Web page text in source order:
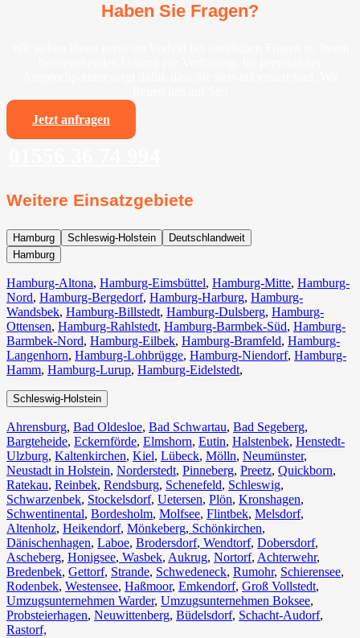
Haben Sie Fragen?
Jetzt anfragen
Weitere Einsatzgebiete
Hamburg Schleswig-Holstein
Deutschlandweit
Hamburg
Hamburg-Altona, Hamburg-Eimsbüttel, Hamburg-Mitte, Hamburg-
Nord, Hamburg-Bergedorf, Hamburg-Harburg, Hamburg-
Wandsbek, Hamburg-Billstedt, Hamburg-Dulsberg, Hamburg-
Ottensen, Hamburg-Rahlstedt, Hamburg-Barmbek-Süd, Hamburg-
Barmbek-Nord, Hamburg-Eilbek, Hamburg-Bramfeld, Hamburg-
Langenhorn, Hamburg-Lohbrügge, Hamburg-Niendorf, Hamburg-
Hamm, Hamburg-Lurup, Hamburg-Eidelstedt,
Schleswig-Holstein
Ahrensburg, Bad Oldesloe, Bad Schwartau, Bad Segeberg,
Bargteheide, Eckernförde, Elmshorn, Eutin, Halstenbek, Henstedt-
Ulzburg, Kaltenkirchen, Kiel, Lübeck, Mölln, Neumünster,
Neustadt in Holstein, Norderstedt, Pinneberg, Preetz, Quickborn,
Ratekau, Reinbek, Rendsburg, Schenefeld, Schleswig,
Schwarzenbek, Stockelsdorf, Uetersen, Plön, Kronshagen,
Schwentinental, Bordesholm, Molfsee, Flintbek, Melsdorf,
Altenholz, Heikendorf, Mönkeberg, Schönkirchen,
Dänischenhagen, Laboe, Brodersdorf, Wendtorf, Dobersdorf,
Ascheberg, Honigsee, Wasbek, Aukrug, Nortorf, Achterwehr,
Bredenbek, Gettorf, Strande, Schwedeneck, Rumohr, Schierensee,
Rodenbek, Westensee, Haßmoor, Emkendorf, Groß Vollstedt,
Umzugsunternehmen Warder, Umzugsunternehmen Boksee,
Probsteierhagen, Neuwittenberg, Büdelsdorf, Schacht-Audorf,
Rastorf,